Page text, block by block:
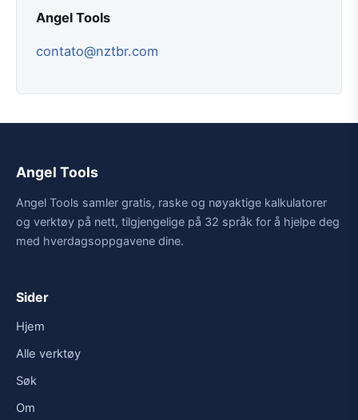
Angel Tools
contato@nztbr.com
Angel Tools
Angel Tools samler gratis, raske og nøyaktige kalkulatorer
og verktøy på nett, tilgjengelige på 32 språk for å hjelpe deg
med hverdagsoppgavene dine.
Sider
Hjem
Alle verktøy
Søk
Om